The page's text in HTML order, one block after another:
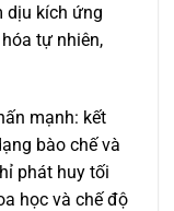
dịu kích ứng
tự nhiên,
mạnh: kết
bào chế và
phát huy tối
học và chế độ